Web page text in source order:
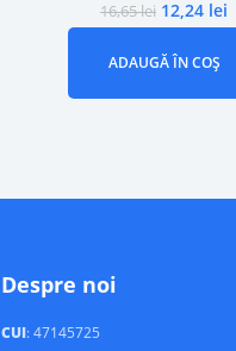
16,65lei 12,24 lei
ADAUGĂ ÎN COȘ
Despre noi
CUI: 47145725